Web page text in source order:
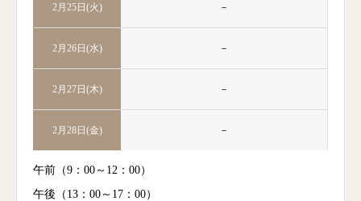
2月25日(火) －
2月26日(水) －
2月27日(木) －
2月28日(金) －
午前（9：00～12：00）
午後（13：00～17：00）